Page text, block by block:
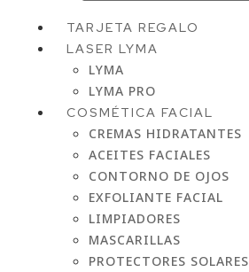
TARJETA REGALO
LASER LYMA
LYMA
LYMA PRO
COSMÉTICA FACIAL
CREMAS HIDRATANTES
ACEITES FACIALES
CONTORNO DE OJOS
EXFOLIANTE FACIAL
LIMPIADORES
MASCARILLAS
PROTECTORES SOLARES